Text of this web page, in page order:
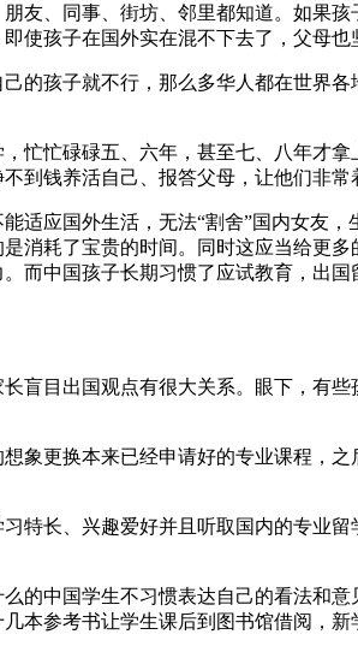
友、同事、街坊、邻里都知道。如果
使孩子在国外实在混不下去了，父母也
的孩子就不行，那么多华人都在世界
忙碌碌五、六年，甚至七、八年才
钱养活自己、报答父母，让他们非常
适应国外生活，无法“割舍”国内女友
消耗了宝贵的时间。同时这应当给更
而中国孩子长期习惯了应试教育，出
盲目出国观点有很大关系。眼下，有
象更换本来已经申请好的专业课程，
长、兴趣爱好并且听取国内的专业
的中国学生不习惯表达自己的看法和
本参考书让学生课后到图书馆借阅，